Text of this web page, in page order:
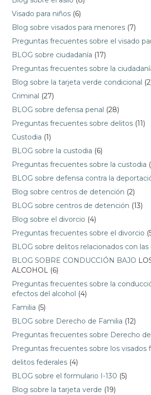
Visado para niños (6)
Blog sobre visados para menores (7)
Preguntas frecuentes sobre el visado
BLOG sobre ciudadanía (17)
Preguntas frecuentes sobre la
Blog sobre la tarjeta verde condicional
Criminal (27)
BLOG sobre defensa penal (28)
Preguntas frecuentes sobre delitos (11)
Custodia (1)
BLOG sobre la custodia (6)
Preguntas frecuentes sobre la custodia
BLOG sobre defensa contra la
Blog sobre centros de detención (2)
BLOG sobre centros de detención (13)
Blog sobre el divorcio (4)
Preguntas frecuentes sobre el divorcio
BLOG sobre delitos relacionados con las
BLOG SOBRE CONDUCCIÓN BAJO
ALCOHOL (6)
Preguntas frecuentes sobre la
efectos del alcohol (4)
Familia (5)
BLOG sobre Derecho de Familia (12)
Preguntas frecuentes sobre Derecho
Preguntas frecuentes sobre los visados
delitos federales (4)
BLOG sobre el formulario I-130 (5)
Blog sobre la tarjeta verde (19)